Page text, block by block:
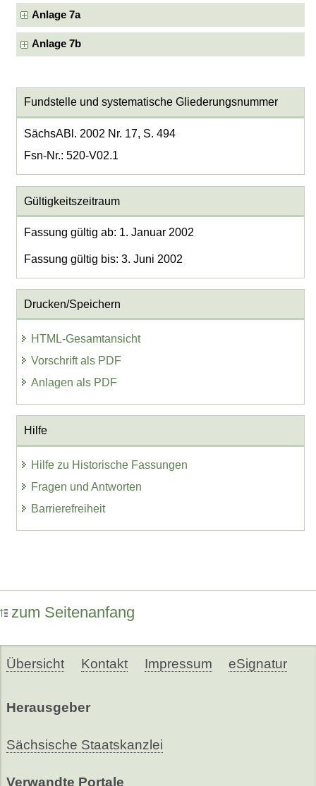
Anlage 7a
Anlage 7b
Fundstelle und systematische Gliederungsnummer
SächsABl. 2002 Nr. 17, S. 494
Fsn-Nr.: 520-V02.1
Gültigkeitszeitraum
Fassung gültig ab: 1. Januar 2002
Fassung gültig bis: 3. Juni 2002
Drucken/Speichern
HTML-Gesamtansicht
Vorschrift als PDF
Anlagen als PDF
Hilfe
Hilfe zu Historische Fassungen
Fragen und Antworten
Barrierefreiheit
zum Seitenanfang
Übersicht Kontakt Impressum eSignatur
Herausgeber
Sächsische Staatskanzlei
Verwandte Portale